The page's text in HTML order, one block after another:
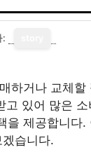
:
하거나 교체
있어 많은
제공합니다
습니다.